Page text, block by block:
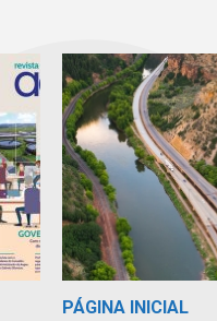
PÁGINA INICIAL